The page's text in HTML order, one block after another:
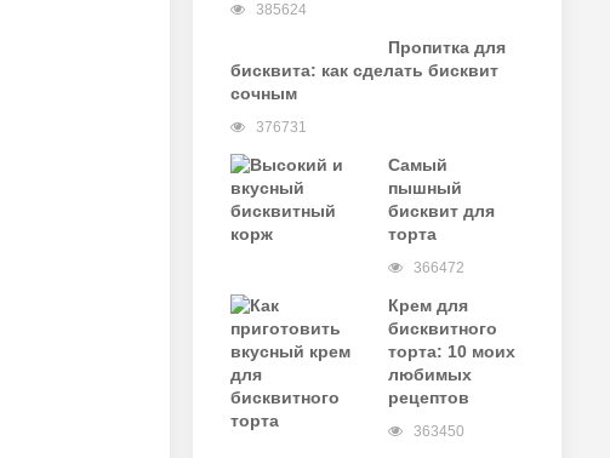
385624
Пропитка для
бисквита: как сделать бисквит
сочным
376731
Самый
пышный
бисквит для
торта
366472
Крем для
бисквитного
торта: 10 моих
любимых
рецептов
363450